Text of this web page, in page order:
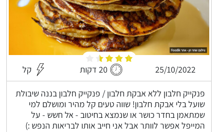
25/10/2022 20 דקות קל
פנקייק חלבון ללא אבקת חלבון / פנקייק חלבון בננה שיבולת
שועל בלי אבקת חלבון! שווה טעים קל מהיר ומושלם למי
שמתאמן בחדר כושר או שנמצא בחיטוב - אל חשש - על
המייפל אפשר לוותר אבל אני חייב אותו לבריאות הנפש :)